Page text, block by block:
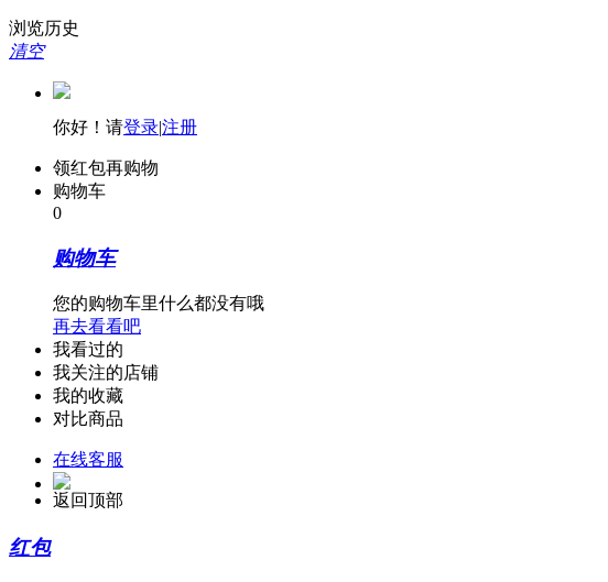
浏览历史
清空
你好！请登录|注册
领红包再购物
购物车
0
购物车
您的购物车里什么都没有哦
再去看看吧
我看过的
我关注的店铺
我的收藏
对比商品
在线客服
返回顶部
红包